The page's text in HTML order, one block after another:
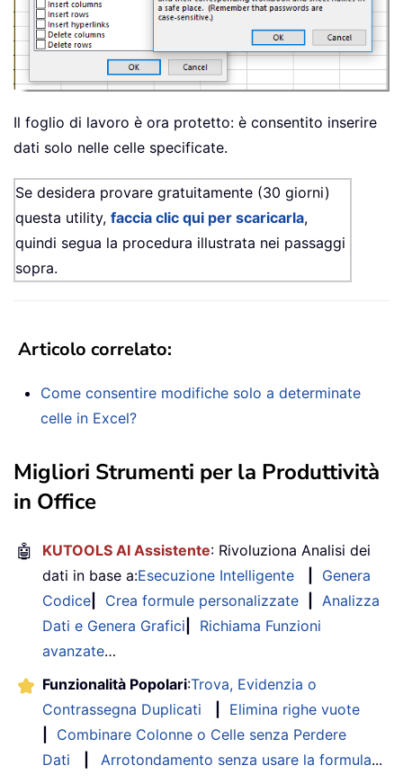
Il foglio di lavoro è ora protetto: è consentito inserire
dati solo nelle celle specificate.
Se desidera provare gratuitamente (30 giorni)
questa utility, faccia clic qui per scaricarla,
quindi segua la procedura illustrata nei passaggi
sopra.
Articolo correlato:
Come consentire modifiche solo a determinate
celle in Excel?
Migliori Strumenti per la Produttività
in Office
🤖 KUTOOLS AI Assistente: Rivoluziona Analisi dei
dati in base a:Esecuzione Intelligente
Genera
Codice
Crea formule personalizzate
Analizza
Dati e Genera Grafici
Richiama Funzioni
avanzate…
Funzionalità Popolari:Trova, Evidenzia o
Contrassegna Duplicati
Elimina righe vuote
Combinare Colonne o Celle senza Perdere
Dati
Arrotondamento senza usare la formula...